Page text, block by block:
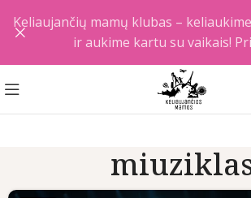
Keliaujančių mamų klubas –
ir aukime kartu su vaikais!